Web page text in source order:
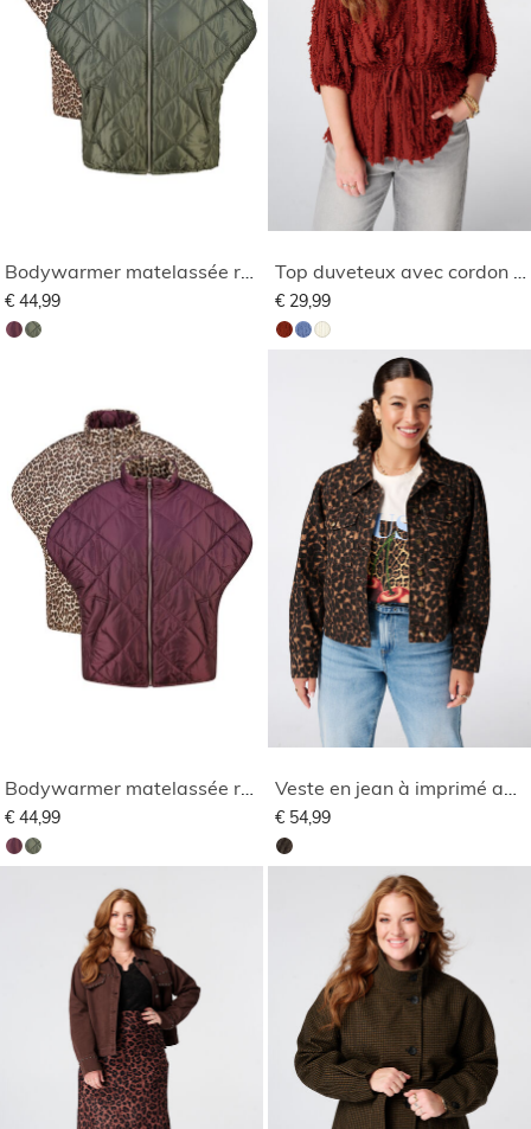
Bodywarmer matelassée réversible
€ 44,99
Top duveteux avec cordon de serrage
€ 29,99
Bodywarmer matelassée réversible
€ 44,99
Veste en jean à imprimé animal
€ 54,99